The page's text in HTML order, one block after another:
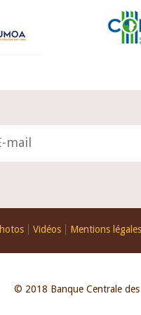
Vidéos Mentions légales
© 2018 Banque Centrale des